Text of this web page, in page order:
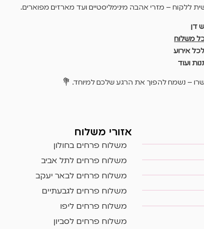
ללקוח – מזרי אהבה מינימליסטיים ועד מארזים מפוארים.
דן
אירוע
ועוד
– נשמח להפוך את הרגע שלכם למיוחד. 💐
אזורי משלוח
משלוח פרחים בחולון
משלוח פרחים לתל אביב
משלוח פרחים לבאר יעקב
משלוח פרחים לגבעתיים
משלוח פרחים ליפו
משלוח פרחים לסביון